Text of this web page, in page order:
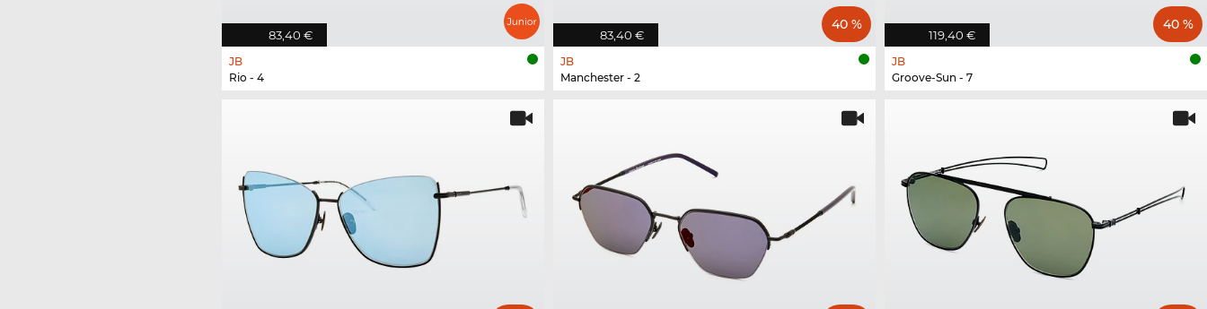
83,40 €
JB
Rio - 4
83,40 €
40 %
JB
Manchester - 2
119,40 €
40 %
JB
Groove-Sun - 7